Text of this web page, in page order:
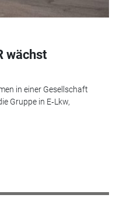
wächst
in einer Gesellschaft
Gruppe in E‑Lkw,